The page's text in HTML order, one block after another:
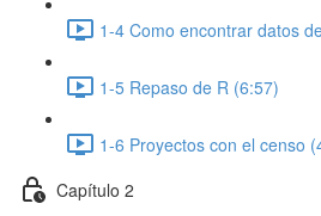
1-4 Como encontrar datos
1-5 Repaso de R (6:57)
1-6 Proyectos con el censo
Capítulo 2